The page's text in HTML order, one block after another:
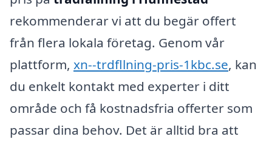
rekommenderar vi att du begär offert
från flera lokala företag. Genom vår
plattform, xn--trdfllning-pris-1kbc.se, kan
du enkelt kontakt med experter i ditt
område och få kostnadsfria offerter som
passar dina behov. Det är alltid bra att